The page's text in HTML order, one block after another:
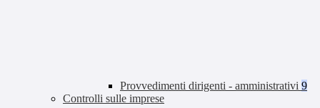
Provvedimenti dirigenti - amministrativi 9
Controlli sulle imprese